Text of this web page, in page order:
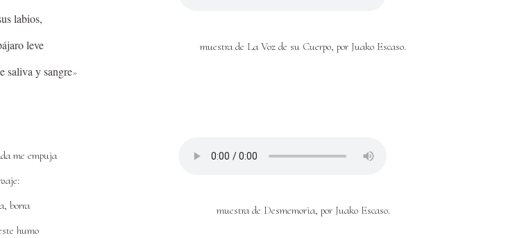
labios,
leve
saliva y sangre»
muestra de La Voz de su Cuerpo, por Juako Escaso.
me empuja
borra
humo
muestra de Desmemoria, por Juako Escaso.